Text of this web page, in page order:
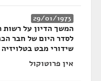
29/01/1973
המשך הדיון על
לסדר היום של חבר
שידורי מבט בטלויזיה
אין פרוטוקול